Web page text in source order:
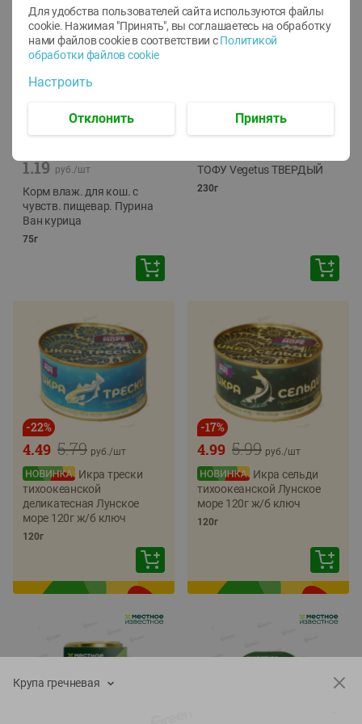
1.19 руб./шт
Корм влаж. для кош. с
чувств. пищевар. Пурина
Ван курица
75г
ТОФУ Vegetus ТВЕРДЫЙ
230г
-22%
5.79
4.49 руб./шт
Икра трески
тихоокеанской
деликатесная Лунское
море 120г ж/б ключ
120г
-17%
5.99
4.99 руб./шт
Икра сельди
тихоокеанской Лунское
море 120г ж/б ключ
120г
Крупа гречневая
Для удобства пользователей сайта используются файлы
cookie. Нажимая "Принять", вы соглашаетесь на обработку
нами файлов cookie в соответствии с Политикой
обработки файлов cookie
Настроить
Отклонить Принять